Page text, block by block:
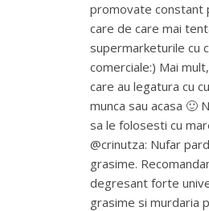
promovate constant
care de care mai
supermarketurile cu
comerciale:) Mai
care au legatura cu
munca sau acasa 🙂
sa le folosesti cu
@crinutza: Nufar
grasime.
degresant forte
grasime si murdaria